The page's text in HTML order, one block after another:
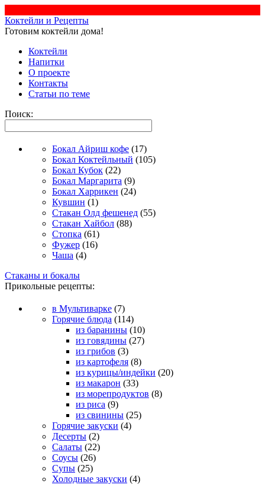
Коктейли и Рецепты
Готовим коктейли дома!
Коктейли
Напитки
О проекте
Контакты
Статьи по теме
Поиск:
Бокал Айриш кофе (17)
Бокал Коктейльный (105)
Бокал Кубок (22)
Бокал Маргарита (9)
Бокал Харрикен (24)
Кувшин (1)
Стакан Олд фешенед (55)
Стакан Хайбол (88)
Стопка (61)
Фужер (16)
Чаша (4)
Стаканы и бокалы
Прикольные рецепты:
в Мультиварке (7)
Горячие блюда (114)
из баранины (10)
из говядины (27)
из грибов (3)
из картофеля (8)
из курицы/индейки (20)
из макарон (33)
из морепродуктов (8)
из риса (9)
из свинины (25)
Горячие закуски (4)
Десерты (2)
Салаты (22)
Соусы (26)
Супы (25)
Холодные закуски (4)